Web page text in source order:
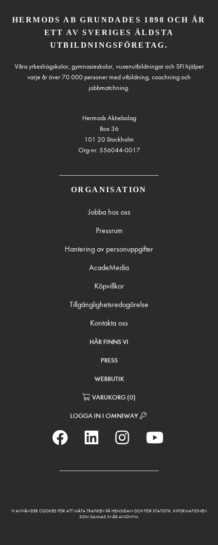
HERMODS AB GRUNDADES 1898 OCH ÄR
ETT AV SVERIGES ÄLDSTA
UTBILDNINGSFÖRETAG.
Våra yrkeshögskolor, gymnasieskolor, vuxenutbildningar och SFI hjälper
varje år över 70 000 personer med utbildning, coachning och
jobbmatchning.
Hermods Aktiebolag
Box 36
101 20 Stockholm
Org-nr: 556044-0017
ORGANISATION
Jobba hos oss
Pressrum
Hantering av personuppgifter
AcadeMedia
Köpvillkor
Tillgänglighetsredogörelse
Kontakta oss
HÄR FINNS VI
PRESS
WEBBUTIK
VARUKORG (0)
LOGGA IN I OMNIWAY
VI ANVÄNDER COOKIES FÖR ATT MÄTA TRAFIKEN PÅ HEMSIDAN OCH FÖR STATISTIK. INFORMATIONEN
SOM SAMLAS IN ÄR ANONYM.